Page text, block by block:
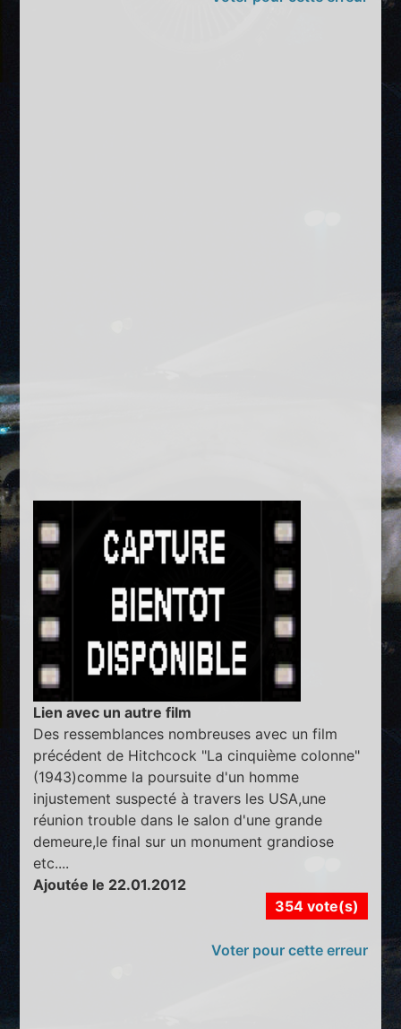
Lien avec un autre film
Des ressemblances nombreuses avec un film
précédent de Hitchcock "La cinquième colonne"
(1943)comme la poursuite d'un homme
injustement suspecté à travers les USA,une
réunion trouble dans le salon d'une grande
demeure,le final sur un monument grandiose
etc....
Ajoutée le 22.01.2012
354 vote(s)
Voter pour cette erreur